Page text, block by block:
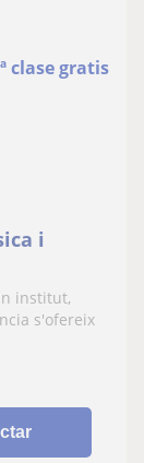
clase gratis
i
institut,
s'ofereix